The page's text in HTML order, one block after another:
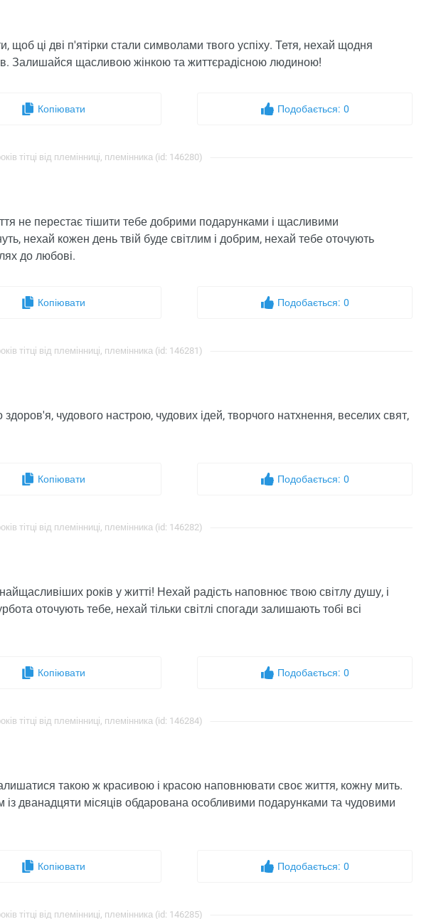
щоб ці дві п'ятірки стали символами твого успіху. Тетя, нехай щодня
Залишайся щасливою жінкою та життєрадісною людиною!
Копіювати Подобається: 0
тітці від племінниці, племінника (id: 146280)
не перестає тішити тебе добрими подарунками і щасливими
нехай кожен день твій буде світлим і добрим, нехай тебе оточують
до любові.
Копіювати Подобається: 0
тітці від племінниці, племінника (id: 146281)
здоров'я, чудового настрою, чудових ідей, творчого натхнення, веселих свят,
Копіювати Подобається: 0
тітці від племінниці, племінника (id: 146282)
років у житті! Нехай радість наповнює твою світлу душу, і
оточують тебе, нехай тільки світлі спогади залишають тобі всі
Копіювати Подобається: 0
тітці від племінниці, племінника (id: 146284)
такою ж красивою і красою наповнювати своє життя, кожну мить.
дванадцяти місяців обдарована особливими подарунками та чудовими
Копіювати Подобається: 0
тітці від племінниці, племінника (id: 146285)